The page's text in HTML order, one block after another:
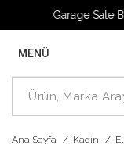
Garage Sale
MENÜ
Ana Sayfa Kadın